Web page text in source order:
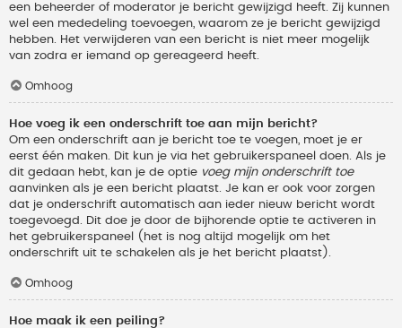
een beheerder of moderator je bericht gewijzigd heeft. Zij kunnen
wel een mededeling toevoegen, waarom ze je bericht gewijzigd
hebben. Het verwijderen van een bericht is niet meer mogelijk
van zodra er iemand op gereageerd heeft.
Omhoog
Hoe voeg ik een onderschrift toe aan mijn bericht?
Om een onderschrift aan je bericht toe te voegen, moet je er
eerst één maken. Dit kun je via het gebruikerspaneel doen. Als je
dit gedaan hebt, kan je de optie voeg mijn onderschrift toe
aanvinken als je een bericht plaatst. Je kan er ook voor zorgen
dat je onderschrift automatisch aan ieder nieuw bericht wordt
toegevoegd. Dit doe je door de bijhorende optie te activeren in
het gebruikerspaneel (het is nog altijd mogelijk om het
onderschrift uit te schakelen als je het bericht plaatst).
Omhoog
Hoe maak ik een peiling?